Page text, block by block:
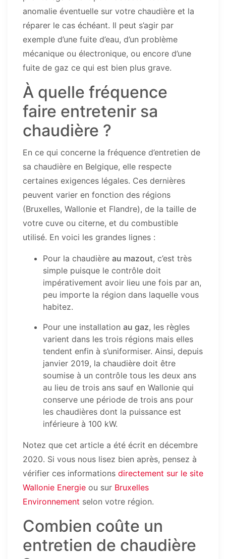
anomalie éventuelle sur votre chaudière et la
réparer le cas échéant. Il peut s’agir par
exemple d’une fuite d’eau, d’un problème
mécanique ou électronique, ou encore d’une
fuite de gaz ce qui est bien plus grave.
À quelle fréquence
faire entretenir sa
chaudière ?
En ce qui concerne la fréquence d’entretien de
sa chaudière en Belgique, elle respecte
certaines exigences légales. Ces dernières
peuvent varier en fonction des régions
(Bruxelles, Wallonie et Flandre), de la taille de
votre cuve ou citerne, et du combustible
utilisé. En voici les grandes lignes :
Pour la chaudière au mazout, c’est très
simple puisque le contrôle doit
impérativement avoir lieu une fois par an,
peu importe la région dans laquelle vous
habitez.
Pour une installation au gaz, les règles
varient dans les trois régions mais elles
tendent enfin à s’uniformiser. Ainsi, depuis
janvier 2019, la chaudière doit être
soumise à un contrôle tous les deux ans
au lieu de trois ans sauf en Wallonie qui
conserve une période de trois ans pour
les chaudières dont la puissance est
inférieure à 100 kW.
Notez que cet article a été écrit en décembre
2020. Si vous nous lisez bien après, pensez à
vérifier ces informations directement sur le site
Wallonie Energie ou sur Bruxelles
Environnement selon votre région.
Combien coûte un
entretien de chaudière